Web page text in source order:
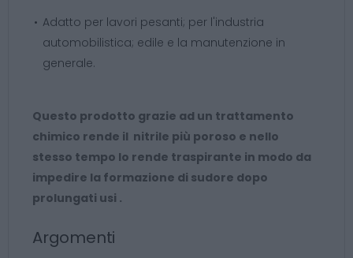
Adatto per lavori pesanti; per l'industria
automobilistica; edile e la manutenzione in
generale.
Questo prodotto grazie ad un trattamento
chimico rende il nitrile più poroso e nello
stesso tempo lo rende traspirante in modo da
impedire la formazione di sudore dopo
prolungati usi .
Argomenti